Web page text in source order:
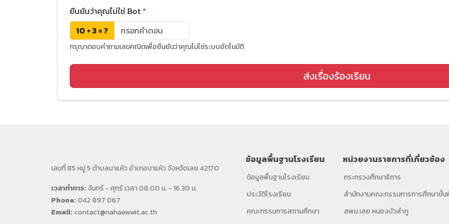
ยืนยันว่าคุณไม่ใช่ Bot *
10 + 3 = ?
กรุณาตอบคำถามเลขคณิตเพื่อยืนยันว่าคุณไม่ใช่ระบบอัตโนมัติ
ส่งเรื่องร้องเรียน
เลขที่ 85 หมู่ 5 ตำบลนาแห้ว อำเภอนาแห้ว จังหวัดเลย 42170
เวลาทำการ: จันทร์ - ศุกร์ เวลา 08.00 น. - 16.30 น.
Phone: 042 897 067
Email: contact@nahaewwit.ac.th
ข้อมูลพื้นฐานโรงเรียน
ข้อมูลพื้นฐานโรงเรียน
ประวัติโรงเรียน
คณะกรรมการสถานศึกษา
หน่วยงานราชการที่เกี่ยวข้อง
กระทรวงศึกษาธิการ
สำนักงานคณะกรรมการการศึกษาขั้
สพม.เลย หนองบัวลำภู